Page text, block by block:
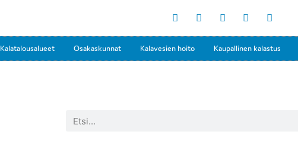
Kalatalousalueet Osakaskunnat Kalavesien hoito Kaupallinen kalastus